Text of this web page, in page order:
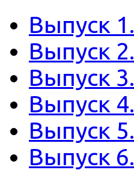
Выпуск 1.
Выпуск 2.
Выпуск 3.
Выпуск 4.
Выпуск 5.
Выпуск 6.